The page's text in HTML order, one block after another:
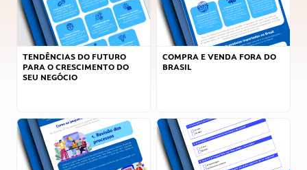
TENDÊNCIAS DO FUTURO
PARA O CRESCIMENTO DO
SEU NEGÓCIO
COMPRA E VENDA FORA DO
BRASIL